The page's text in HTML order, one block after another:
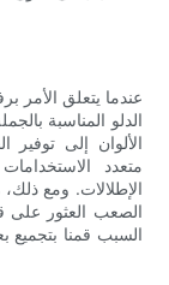
عندما يتعلق الأمر
الدلو المناسبة
الألوان إلى
متعدد
الإطلالات. ومع
الصعب العثور على
السبب قمنا